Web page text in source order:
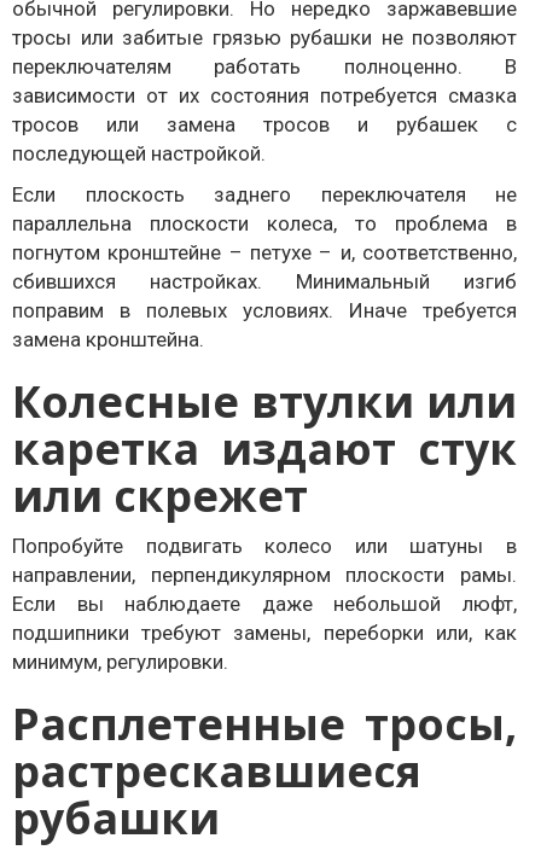
обычной регулировки. Но нередко заржавевшие
тросы или забитые грязью рубашки не позволяют
переключателям работать полноценно. В
зависимости от их состояния потребуется смазка
тросов или замена тросов и рубашек с
последующей настройкой.
Если плоскость заднего переключателя не
параллельна плоскости колеса, то проблема в
погнутом кронштейне – петухе – и, соответственно,
сбившихся настройках. Минимальный изгиб
поправим в полевых условиях. Иначе требуется
замена кронштейна.
Колесные втулки или
каретка издают стук
или скрежет
Попробуйте подвигать колесо или шатуны в
направлении, перпендикулярном плоскости рамы.
Если вы наблюдаете даже небольшой люфт,
подшипники требуют замены, переборки или, как
минимум, регулировки.
Расплетенные тросы,
растрескавшиеся
рубашки